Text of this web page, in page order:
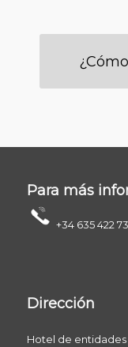
Para más
+34 635 422
Dirección
Hotel de entidades